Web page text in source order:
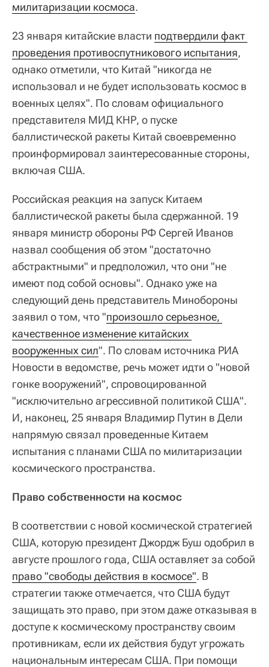
милитаризации космоса.
23 января китайские власти подтвердили факт
проведения противоспутникового испытания,
однако отметили, что Китай "никогда не
использовал и не будет использовать космос в
военных целях". По словам официального
представителя МИД КНР, о пуске
баллистической ракеты Китай своевременно
проинформировал заинтересованные стороны,
включая США.
Российская реакция на запуск Китаем
баллистической ракеты была сдержанной. 19
января министр обороны РФ Сергей Иванов
назвал сообщения об этом "достаточно
абстрактными" и предположил, что они "не
имеют под собой основы". Однако уже на
следующий день представитель Минобороны
заявил о том, что "произошло серьезное,
качественное изменение китайских
вооруженных сил". По словам источника РИА
Новости в ведомстве, речь может идти о "новой
гонке вооружений", спровоцированной
"исключительно агрессивной политикой США".
И, наконец, 25 января Владимир Путин в Дели
напрямую связал проведенные Китаем
испытания с планами США по милитаризации
космического пространства.
Право собственности на космос
В соответствии с новой космической стратегией
США, которую президент Джордж Буш одобрил в
августе прошлого года, США оставляет за собой
право "свободы действия в космосе". В
стратегии также отмечается, что США будут
защищать это право, при этом даже отказывая в
доступе к космическому пространству своим
противникам, если их действия будут угрожать
национальным интересам США. При помощи